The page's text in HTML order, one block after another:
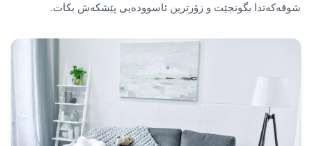
شوقەکەتدا بگونجێت و زۆرترین ئاسوودەیی پێشکەش بکات.